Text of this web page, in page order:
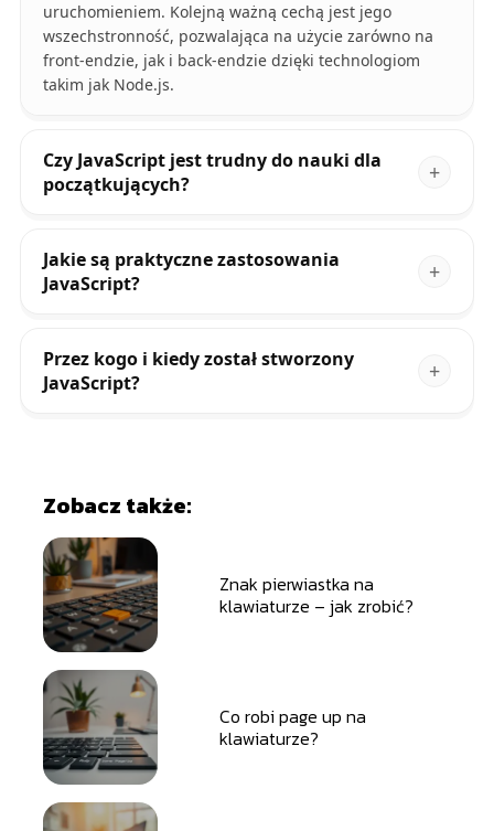
uruchomieniem. Kolejną ważną cechą jest jego
wszechstronność, pozwalająca na użycie zarówno na
front-endzie, jak i back-endzie dzięki technologiom
takim jak Node.js.
Czy JavaScript jest trudny do nauki dla
początkujących?
Jakie są praktyczne zastosowania
JavaScript?
Przez kogo i kiedy został stworzony
JavaScript?
Zobacz także:
Znak pierwiastka na
klawiaturze – jak zrobić?
Co robi page up na
klawiaturze?